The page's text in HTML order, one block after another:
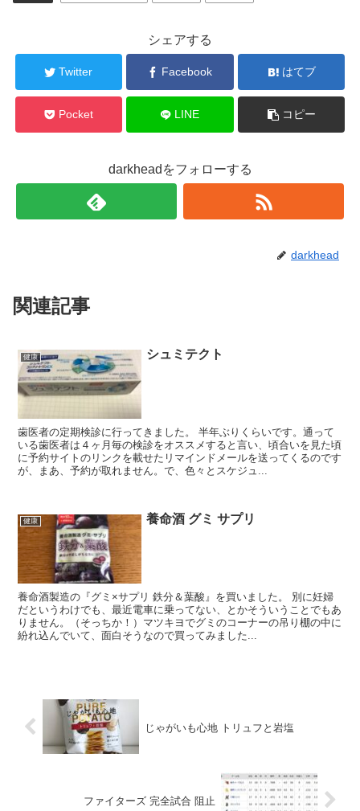
シェアする
Twitter Facebook はてブ
Pocket LINE コピー
darkheadをフォローする
darkhead
関連記事
健康 シュミテクト
歯医者の定期検診に行ってきました。 半年ぶりくらいです。通って
いる歯医者は４ヶ月毎の検診をオススメすると言い、頃合いを見た頃
に予約サイトのリンクを載せたリマインドメールを送ってくるのです
が、まあ、予約が取れません。で、色々とスケジュ...
健康 養命酒 グミ サプリ
養命酒製造の『グミ×サプリ 鉄分＆葉酸』を買いました。 別に妊婦
だというわけでも、最近電車に乗ってない、とかそういうことでもあ
りません。（そっちか！）マツキヨでグミのコーナーの吊り棚の中に
紛れ込んでいて、面白そうなので買ってみました...
じゃがいも心地 トリュフと岩塩
ファイターズ 完全試合 阻止